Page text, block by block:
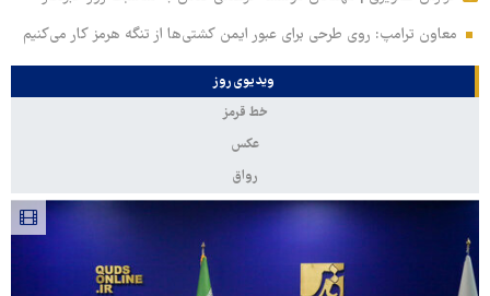
معاون ترامپ: روی طرحی برای عبور ایمن کشتی‌ها از تنگه هرمز کار می‌کنیم
ویدیوی روز
خط قرمز
عکس
رواق